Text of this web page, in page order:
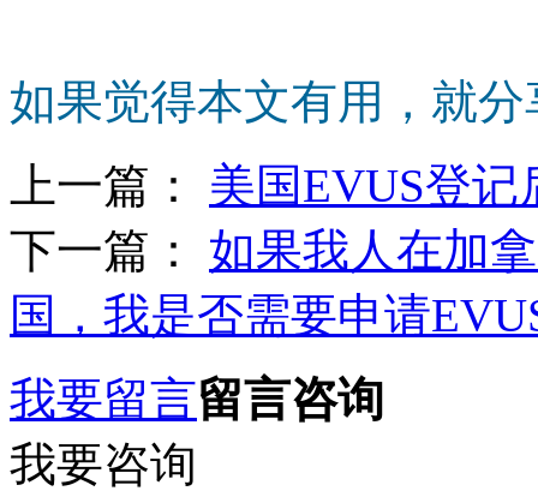
如果觉得本文有用，就
上一篇： 美国EVUS登
下一篇： 如果我人在加
国，我是否需要申请
我要留言留言咨询
我要咨询